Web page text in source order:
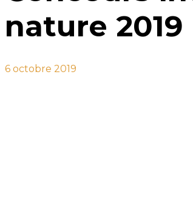
nature 2019
6 octobre 2019